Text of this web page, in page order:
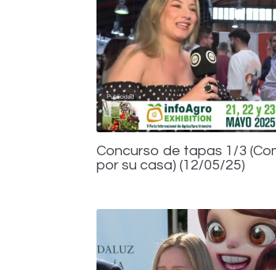
Concurso de tapas 1/3
por su casa) (12/05/25)